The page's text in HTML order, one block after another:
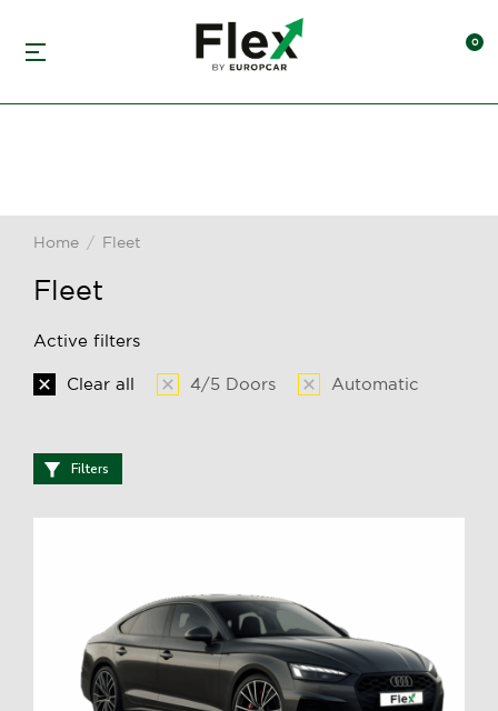
You are here:
Home Fleet
Fleet
Active filters
Clear all 4/5 Doors Automatic
Filters